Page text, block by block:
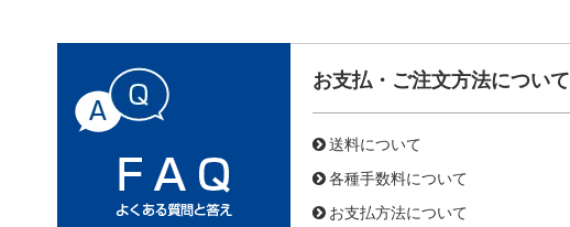
お支払・ご注文方法について
送料について
各種手数料について
お支払方法について